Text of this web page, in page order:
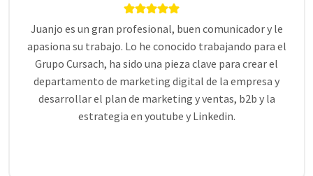
Juanjo es un gran profesional, buen comunicador y le
apasiona su trabajo. Lo he conocido trabajando para el
Grupo Cursach, ha sido una pieza clave para crear el
departamento de marketing digital de la empresa y
desarrollar el plan de marketing y ventas, b2b y la
estrategia en youtube y Linkedin.